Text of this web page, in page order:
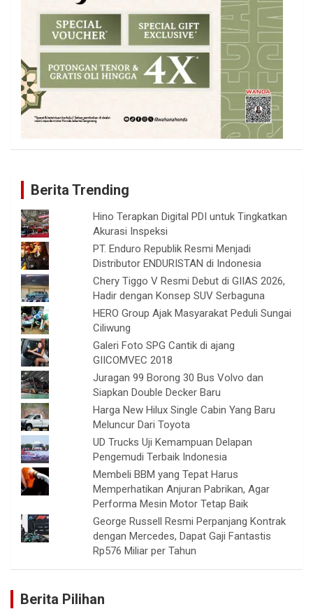
Berita Trending
Hino Terapkan Digital PDI untuk Tingkatkan
Akurasi Inspeksi
PT. Enduro Republik Resmi Menjadi
Distributor ENDURISTAN di Indonesia
Chery Tiggo V Resmi Debut di GIIAS 2026,
Hadir dengan Konsep SUV Serbaguna
HERO Group Ajak Masyarakat Peduli Sungai
Ciliwung
Galeri Foto SPG Cantik di ajang
GIICOMVEC 2018
Juragan 99 Borong 30 Bus Volvo dan
Siapkan Double Decker Baru
Harga New Hilux Single Cabin Yang Baru
Meluncur Dari Toyota
UD Trucks Uji Kemampuan Delapan
Pengemudi Terbaik Indonesia
Membeli BBM yang Tepat Harus
Memperhatikan Anjuran Pabrikan, Agar
Performa Mesin Motor Tetap Baik
George Russell Resmi Perpanjang Kontrak
dengan Mercedes, Dapat Gaji Fantastis
Rp576 Miliar per Tahun
Berita Pilihan